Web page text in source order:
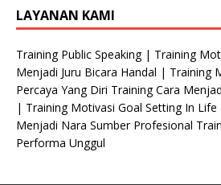
LAYANAN KAMI
Training Public Speaking | Training
Menjadi Juru Bicara Handal | Training
Percaya Yang Diri Training Cara
| Training Motivasi Goal Setting In Life
Menjadi Nara Sumber Profesional
Performa Unggul